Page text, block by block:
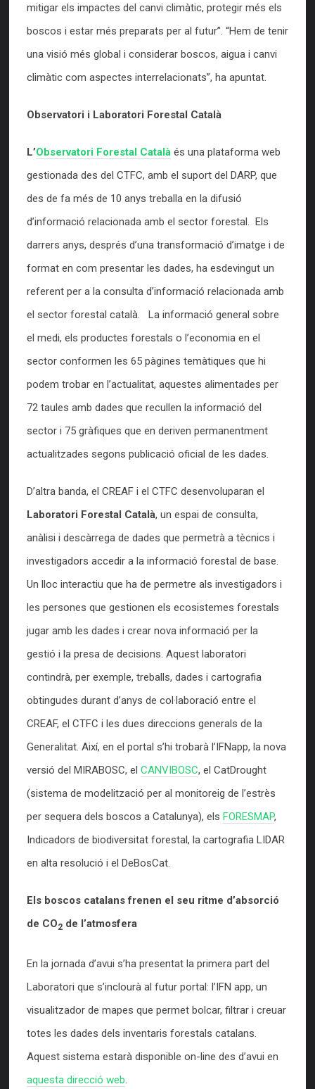
mitigar els impactes del canvi climàtic, protegir més els
boscos i estar més preparats per al futur”. “Hem de tenir
una visió més global i considerar boscos, aigua i canvi
climàtic com aspectes interrelacionats”, ha apuntat.
Observatori i Laboratori Forestal Català
L’Observatori Forestal Català és una plataforma web
gestionada des del CTFC, amb el suport del DARP, que
des de fa més de 10 anys treballa en la difusió
d’informació relacionada amb el sector forestal. Els
darrers anys, després d’una transformació d’imatge i de
format en com presentar les dades, ha esdevingut un
referent per a la consulta d’informació relacionada amb
el sector forestal català. La informació general sobre
el medi, els productes forestals o l’economia en el
sector conformen les 65 pàgines temàtiques que hi
podem trobar en l’actualitat, aquestes alimentades per
72 taules amb dades que recullen la informació del
sector i 75 gràfiques que en deriven permanentment
actualitzades segons publicació oficial de les dades.
D’altra banda, el CREAF i el CTFC desenvoluparan el
Laboratori Forestal Català, un espai de consulta,
anàlisi i descàrrega de dades que permetrà a tècnics i
investigadors accedir a la informació forestal de base.
Un lloc interactiu que ha de permetre als investigadors i
les persones que gestionen els ecosistemes forestals
jugar amb les dades i crear nova informació per la
gestió i la presa de decisions. Aquest laboratori
contindrà, per exemple, treballs, dades i cartografia
obtingudes durant d’anys de col·laboració entre el
CREAF, el CTFC i les dues direccions generals de la
Generalitat. Així, en el portal s’hi trobarà l’IFNapp, la nova
versió del MIRABOSC, el CANVIBOSC, el CatDrought
(sistema de modelització per al monitoreig de l’estrès
per sequera dels boscos a Catalunya), els FORESMAP,
Indicadors de biodiversitat forestal, la cartografia LIDAR
en alta resolució i el DeBosCat.
Els boscos catalans frenen el seu ritme d’absorció
de CO2 de l’atmosfera
En la jornada d’avui s’ha presentat la primera part del
Laboratori que s’inclourà al futur portal: l’IFN app, un
visualitzador de mapes que permet bolcar, filtrar i creuar
totes les dades dels inventaris forestals catalans.
Aquest sistema estarà disponible on-line des d’avui en
aquesta direcció web.